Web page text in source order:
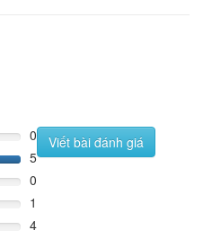
0
5
0
1
4
Viết bài đánh giá